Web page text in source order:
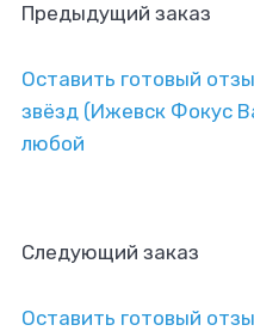
Предыдущий заказ
Оставить готовый
звёзд (Ижевск Фокус
любой
Следующий заказ
Оставить готовый